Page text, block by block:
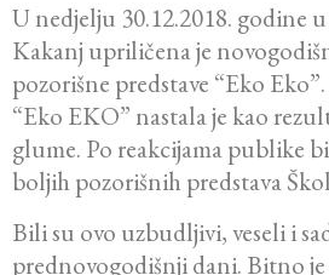
U nedjelju 30.12.2018. godine
Kakanj upriličena je
pozorišne predstave “Eko
“Eko EKO” nastala je kao
glume. Po reakcijama publike
boljih pozorišnih predstava
Bili su ovo uzbudljivi, veseli i
prednovogodišnji dani. Bitno